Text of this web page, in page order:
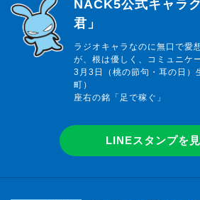
NACK5公式キャラ
君」
ラジオキャラなのに無口で愛
が、根は優しく、コミュニケ
3月3日（桃の節句・耳の日）
町）
座右の銘「足で稼ぐ」
LINEスタンプを